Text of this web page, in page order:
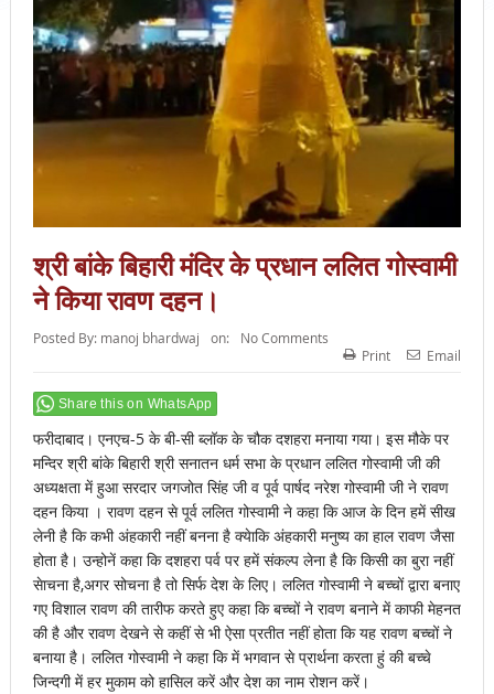
श्री बांके बिहारी मंदिर के प्रधान ललित गोस्वामी
ने किया रावण दहन।
Posted By: manoj bhardwaj on:
No Comments
Print
Email
Share this on WhatsApp
फरीदाबाद। एनएच-5 के बी-सी ब्लॉक के चौक दशहरा मनाया गया। इस मौके पर
मन्दिर श्री बांके बिहारी श्री सनातन धर्म सभा के प्रधान ललित गोस्वामी जी की
अध्यक्षता में हुआ सरदार जगजोत सिंह जी व पूर्व पार्षद नरेश गोस्वामी जी ने रावण
दहन किया । रावण दहन से पूर्व ललित गोस्वामी ने कहा कि आज के दिन हमें सीख
लेनी है कि कभी अंहकारी नहीं बनना है क्येाकि अंहकारी मनुष्य का हाल रावण जैसा
होता है। उन्होनें कहा कि दशहरा पर्व पर हमें संकल्प लेना है कि किसी का बुरा नहीं
सेाचना है,अगर सोचना है तो सिर्फ देश के लिए। ललित गोस्वामी ने बच्चों द्वारा बनाए
गए विशाल रावण की तारीफ करते हुए कहा कि बच्चों ने रावण बनाने में काफी मेहनत
की है और रावण देखने से कहीं से भी ऐसा प्रतीत नहीं होता कि यह रावण बच्चों ने
बनाया है। ललित गोस्वामी ने कहा कि में भगवान से प्रार्थना करता हुं की बच्चे
जिन्दगी में हर मुकाम को हासिल करें और देश का नाम रोशन करें।